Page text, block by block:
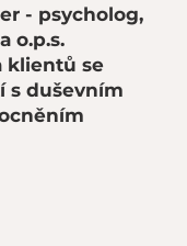
- psycholog,
o.p.s.
klientů se
s duševním